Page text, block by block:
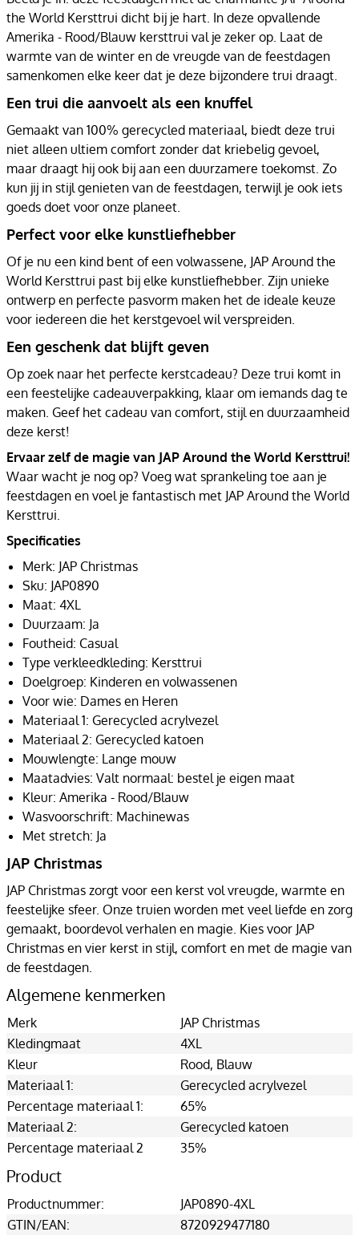
the World Kersttrui dicht bij je hart. In deze opvallende
Amerika - Rood/Blauw kersttrui val je zeker op. Laat de
warmte van de winter en de vreugde van de feestdagen
samenkomen elke keer dat je deze bijzondere trui draagt.
Een trui die aanvoelt als een knuffel
Gemaakt van 100% gerecycled materiaal, biedt deze trui
niet alleen ultiem comfort zonder dat kriebelig gevoel,
maar draagt hij ook bij aan een duurzamere toekomst. Zo
kun jij in stijl genieten van de feestdagen, terwijl je ook iets
goeds doet voor onze planeet.
Perfect voor elke kunstliefhebber
Of je nu een kind bent of een volwassene, JAP Around the
World Kersttrui past bij elke kunstliefhebber. Zijn unieke
ontwerp en perfecte pasvorm maken het de ideale keuze
voor iedereen die het kerstgevoel wil verspreiden.
Een geschenk dat blijft geven
Op zoek naar het perfecte kerstcadeau? Deze trui komt in
een feestelijke cadeauverpakking, klaar om iemands dag te
maken. Geef het cadeau van comfort, stijl en duurzaamheid
deze kerst!
Ervaar zelf de magie van JAP Around the World Kersttrui!
Waar wacht je nog op? Voeg wat sprankeling toe aan je
feestdagen en voel je fantastisch met JAP Around the World
Kersttrui.
Specificaties
Merk: JAP Christmas
Sku: JAP0890
Maat: 4XL
Duurzaam: Ja
Foutheid: Casual
Type verkleedkleding: Kersttrui
Doelgroep: Kinderen en volwassenen
Voor wie: Dames en Heren
Materiaal 1: Gerecycled acrylvezel
Materiaal 2: Gerecycled katoen
Mouwlengte: Lange mouw
Maatadvies: Valt normaal: bestel je eigen maat
Kleur: Amerika - Rood/Blauw
Wasvoorschrift: Machinewas
Met stretch: Ja
JAP Christmas
JAP Christmas zorgt voor een kerst vol vreugde, warmte en
feestelijke sfeer. Onze truien worden met veel liefde en zorg
gemaakt, boordevol verhalen en magie. Kies voor JAP
Christmas en vier kerst in stijl, comfort en met de magie van
de feestdagen.
Algemene kenmerken
Merk
JAP Christmas
Kledingmaat
4XL
Kleur
Rood, Blauw
Materiaal 1:
Gerecycled acrylvezel
Percentage materiaal 1:
65%
Materiaal 2:
Gerecycled katoen
Percentage materiaal 2
35%
Product
Productnummer:
JAP0890-4XL
GTIN/EAN:
8720929477180